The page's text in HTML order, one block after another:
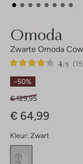
Omoda
Zwarte Omoda
4/5
15
4
Sterren
-50%
€ 129,95
€ 64,99
Kleur: Zwart